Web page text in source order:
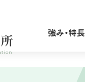
強み・特長